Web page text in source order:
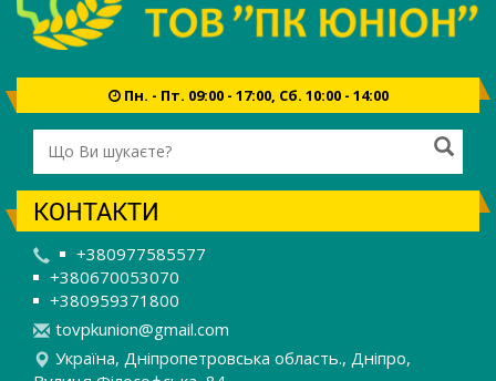
Пн. - Пт. 09:00 - 17:00, Сб. 10:00 - 14:00
КОНТАКТИ
+380977585577
+380670053070
+380959371800
tovpkunion@gmail.com
Україна, Дніпропетровська область., Дніпро,